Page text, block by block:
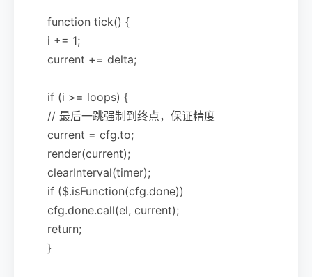
function tick() {
i += 1;
current += delta;
if (i >= loops) {
// 最后一跳强制到终点，保证精度
current = cfg.to;
render(current);
clearInterval(timer);
if ($.isFunction(cfg.done))
cfg.done.call(el, current);
return;
}